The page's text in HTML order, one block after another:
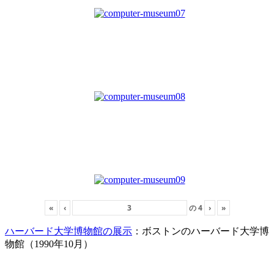
« ‹ の4 › »
ハーバード大学博物館の展示 ：ボストンのハーバード大学博
物館（1990年10月）